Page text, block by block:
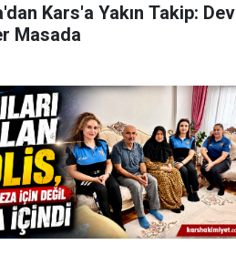
Kars'a Yakın Takip: Dev
Masada